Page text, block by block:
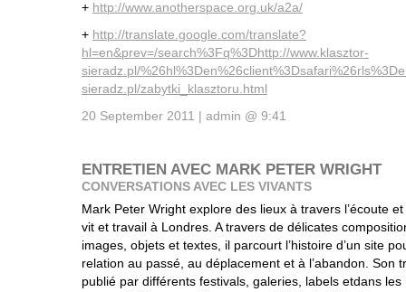
+ http://www.anotherspace.org.uk/a2a/
+ http://translate.google.com/translate?
hl=en&prev=/search%3Fq%3Dhttp://www.klasztor-
sieradz.pl/
sieradz.pl/zabytki_klasztoru.html
20 September 2011 | admin @ 9:41
ENTRETIEN AVEC MARK PETER WRIGHT
CONVERSATIONS AVEC LES VIVANTS
Mark Peter Wright explore des lieux à travers l’écoute
vit et travail à Londres. A travers de délicates
images, objets et textes, il parcourt l’histoire d’un site
relation au passé, au déplacement et à l’abandon. Son
publié par différents festivals, galeries, labels etdans